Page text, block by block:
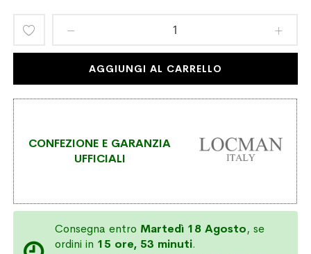
Aggiungi
lista
AGGIUNGI AL CARRELLO
CONFEZIONE E GARANZIA
UFFICIALI
Consegna entro Martedì 18 Agosto, se
ordini in 15 ore, 53 minuti.